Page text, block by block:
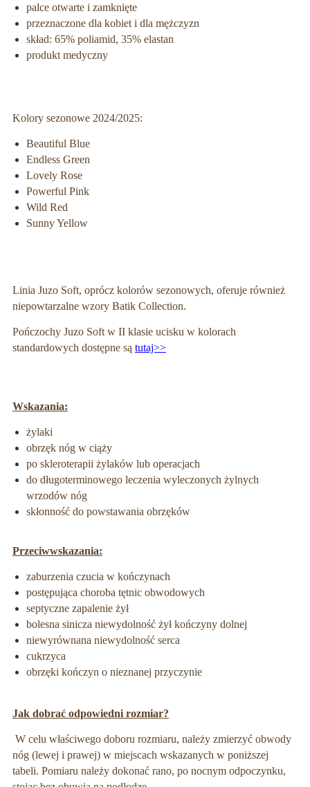
palce otwarte i zamknięte
przeznaczone dla kobiet i dla mężczyzn
skład: 65% poliamid, 35% elastan
produkt medyczny
Kolory sezonowe 2024/2025:
Beautiful Blue
Endless Green
Lovely Rose
Powerful Pink
Wild Red
Sunny Yellow
Linia Juzo Soft, oprócz kolorów sezonowych, oferuje również
niepowtarzalne wzory Batik Collection.
Pończochy Juzo Soft w II klasie ucisku w kolorach
standardowych dostępne są tutaj>>
Wskazania:
żylaki
obrzęk nóg w ciąży
po skleroterapii żylaków lub operacjach
do długoterminowego leczenia wyleczonych żylnych
wrzodów nóg
skłonność do powstawania obrzęków
Przeciwwskazania:
zaburzenia czucia w kończynach
postępująca choroba tętnic obwodowych
septyczne zapalenie żył
bolesna sinicza niewydolność żył kończyny dolnej
niewyrównana niewydolność serca
cukrzyca
obrzęki kończyn o nieznanej przyczynie
Jak dobrać odpowiedni rozmiar?
W celu właściwego doboru rozmiaru, należy zmierzyć obwody
nóg (lewej i prawej) w miejscach wskazanych w poniższej
tabeli. Pomiaru należy dokonać rano, po nocnym odpoczynku,